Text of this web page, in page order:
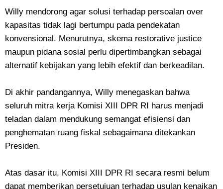
Willy mendorong agar solusi terhadap persoalan over
kapasitas tidak lagi bertumpu pada pendekatan
konvensional. Menurutnya, skema restorative justice
maupun pidana sosial perlu dipertimbangkan sebagai
alternatif kebijakan yang lebih efektif dan berkeadilan.
Di akhir pandangannya, Willy menegaskan bahwa
seluruh mitra kerja Komisi XIII DPR RI harus menjadi
teladan dalam mendukung semangat efisiensi dan
penghematan ruang fiskal sebagaimana ditekankan
Presiden.
Atas dasar itu, Komisi XIII DPR RI secara resmi belum
dapat memberikan persetujuan terhadap usulan kenaikan